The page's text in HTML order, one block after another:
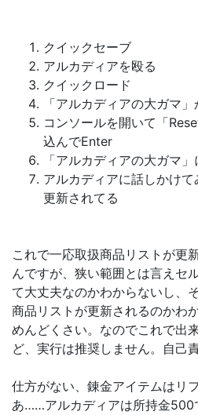
クイックセーブ
アルカディアを殴る
クイックロード
「アルカディアの大ガマ
コンソールを開いて「
込んでEnter
「アルカディアの大ガマ
アルカディアに話しかけ
更新されてる
これで一応取扱商品リストが更
んですが、狭い範囲とは言えセ
て大丈夫なのかわからないし、
商品リストが更新されるのかわ
めんどくさい。なのでこれで出
ど、実行は推奨しません。自己
仕方がない、錬金アイテムはリ
あ……アルカディアは所持金500